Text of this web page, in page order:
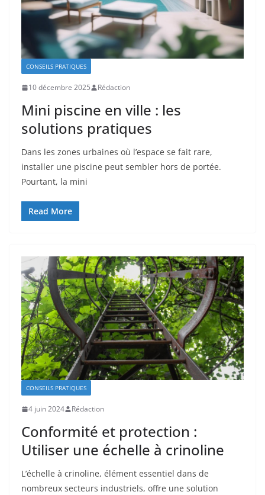
CONSEILS PRATIQUES
10 décembre 2025 Rédaction
Mini piscine en ville : les
solutions pratiques
Dans les zones urbaines où l’espace se fait rare,
installer une piscine peut sembler hors de portée.
Pourtant, la mini
Read More
CONSEILS PRATIQUES
4 juin 2024 Rédaction
Conformité et protection :
Utiliser une échelle à crinoline
L’échelle à crinoline, élément essentiel dans de
nombreux secteurs industriels, offre une solution